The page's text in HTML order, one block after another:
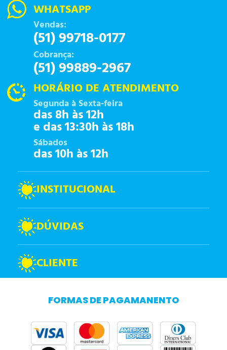
WHATSAPP
Vendas:
(51) 99718-0177
Cobrança:
(51) 99889-2967
HORÁRIO DE ATENDIMENTO
Segunda à Sexta-feira
das 8h às 12h
e das 13:30h às 18h
Sábados
das 10h às 12h
INSTITUCIONAL
DÚVIDAS
CLIENTE
FORMAS DE PAGAMANENTO